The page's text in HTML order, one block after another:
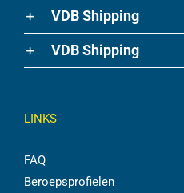
VDB Shipping
VDB Shipping
LINKS
FAQ
Beroepsprofielen